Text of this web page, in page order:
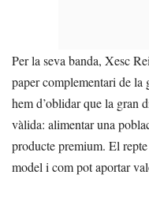
Per la seva banda, Xesc
paper complementari de
hem d’oblidar que la gran
vàlida: alimentar una
producte premium. El
model i com pot aportar